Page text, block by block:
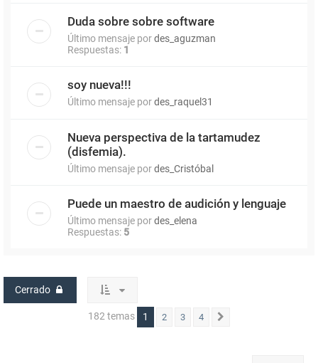
Duda sobre sobre software
Último mensaje pordes_aguzman
Respuestas: 1
soy nueva!!!
Último mensaje pordes_raquel31
Nueva perspectiva de la tartamudez
(disfemia).
Último mensaje pordes_Cristóbal
Puede un maestro de audición y lenguaje
Último mensaje pordes_elena
Respuestas: 5
Cerrado
182 temas 1 2 3 4